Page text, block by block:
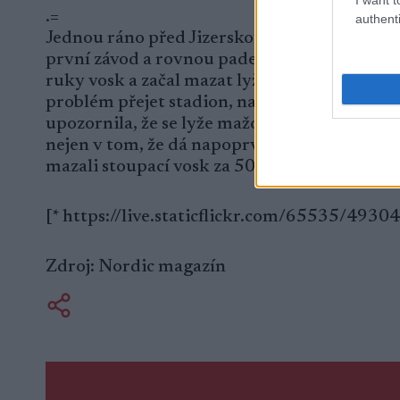
.=
Jednou ráno před Jizerskou 50 jsem se dala
první závod a rovnou padesátku. V duchu
ruky vosk a začal mazat lyže od špičky až k
problém přejet stadion, natož ujet 50 km.
upozornila, že se lyže mažou voskem jen ve
nejen v tom, že dá napoprvé 50 km, ale i v
mazali stoupací vosk za 50 Kč.
[* https://live.staticflickr.com/65535/
Zdroj: Nordic magazín